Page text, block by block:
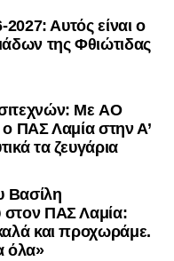
2027: Αυτός είναι ο
της Φθιώτιδας
Με AO
ΠΑΣ Λαμία στην Α’
τα ζευγάρια
Βασίλη
ΠΑΣ Λαμία:
και προχωράμε.
όλα»